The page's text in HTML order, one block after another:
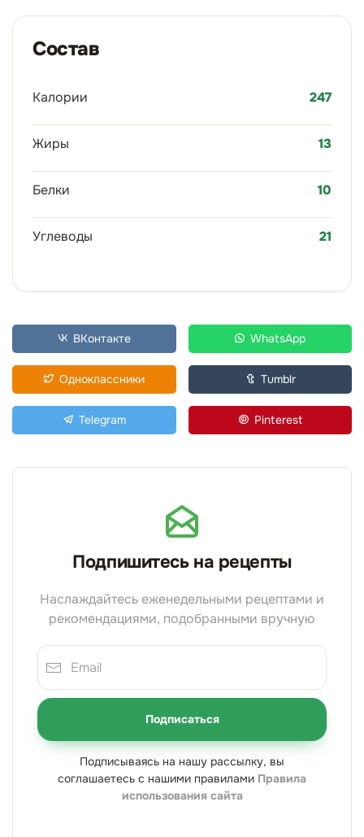
Состав
Калории 247
Жиры 13
Белки 10
Углеводы 21
ВКонтакте WhatsApp
Одноклассники Tumblr
Telegram Pinterest
Подпишитесь на рецепты
Наслаждайтесь еженедельными рецептами и
рекомендациями, подобранными вручную
Подписаться
Подписываясь на нашу рассылку, вы
соглашаетесь с нашими правилами Правила
использования сайта